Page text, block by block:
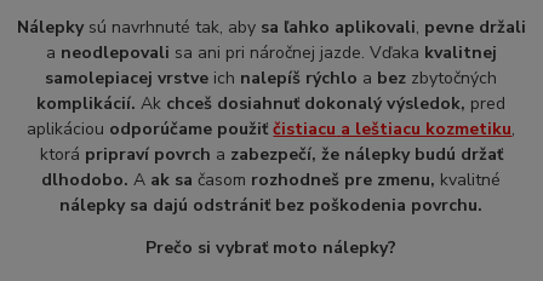
Nálepkysú navrhnuté tak, aby sa ľahko aplikovali, pevne držali
a neodlepovali sa ani pri náročnej jazde. Vďaka kvalitnej
samolepiacej vrstve ich nalepíš rýchlo a bez zbytočných
komplikácií. Ak chceš dosiahnuť dokonalý výsledok, pred
aplikáciou odporúčame použiťčistiacu a leštiacu kozmetiku,
ktorá pripraví povrch a zabezpečí, že nálepky budú držať
dlhodobo. A ak sa časom rozhodneš pre zmenu, kvalitné
nálepky sa dajú odstrániť bez poškodenia povrchu.
Prečo si vybrať moto nálepky?